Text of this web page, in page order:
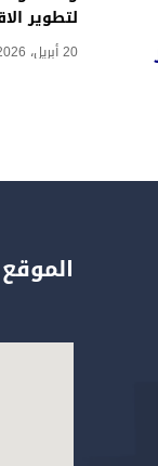
لتطوير
20 أبريل، 2026